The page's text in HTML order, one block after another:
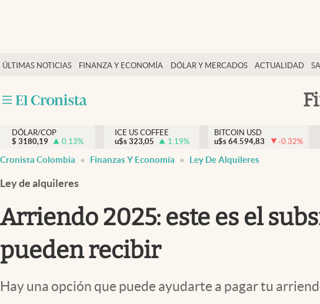
ÚLTIMAS NOTICIAS FINANZA Y ECONOMÍA DÓLAR Y MERCADOS ACTUALIDAD
Salud y nutrición
Tiempo libre
Dólar y mercados
Curiosidades
DÓLAR/COP
$ 3180,19 0.13%
ICE US COFFEE
u$s 323,05 1.19%
BITCOIN USD
u$s 64.594,83 -0.32%
Cronista Colombia Finanzas Y Economía Ley De Alquileres
Ley de alquileres
Arriendo 2025: este es el
pueden recibir
Hay una opción que puede ayudarte a pagar tu